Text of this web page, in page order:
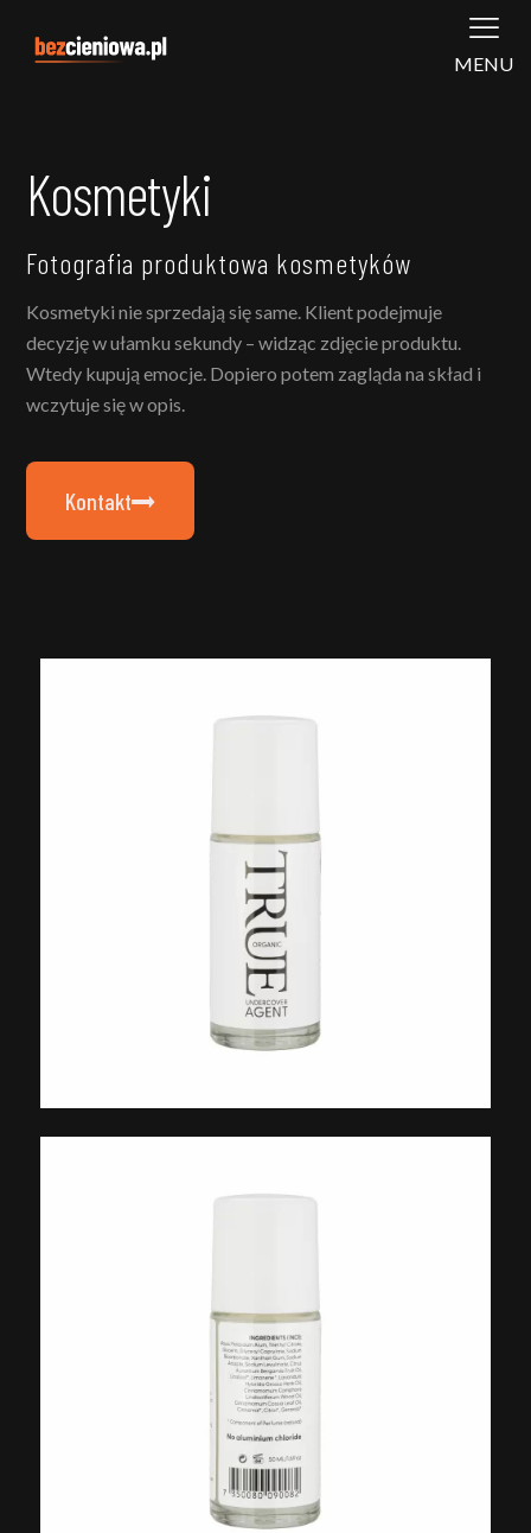
MENU
Kosmetyki
Fotografia produktowa kosmetyków
Kosmetyki nie sprzedają się same. Klient podejmuje
decyzję w ułamku sekundy – widząc zdjęcie produktu.
Wtedy kupują emocje. Dopiero potem zagląda na skład i
wczytuje się w opis.
Kontakt